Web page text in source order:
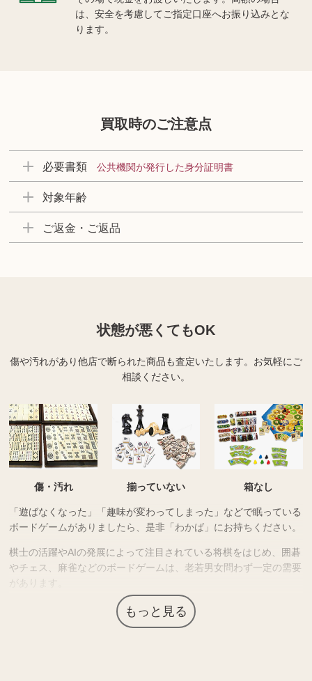
は、安全を考慮してご指定口座へお振り込みとな
ります。
買取時のご注意点
必要書類 公共機関が発行した身分証明書
対象年齢
ご返金・ご返品
状態が悪くてもOK
傷や汚れがあり他店で断られた商品も査定いたします。 お気軽にご
相談ください。
傷・汚れ 揃っていない 箱なし
「遊ばなくなった」「趣味が変わってしまった」などで眠っている
ボードゲームがありましたら、是非「わかば」にお持ちください。
棋士の活躍やAIの発展によって注目されている将棋をはじめ、囲碁
やチェス、麻雀などのボードゲームは、老若男女問わず一定の需要
があります。
高級素材が使われていたり繊細な細工が施されているなど高価な商
品も多く、コレクター需要もあるため高価買取につながる場合があ
もっと見る